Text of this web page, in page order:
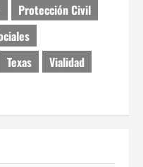
Protección Civil
Texas
Vialidad